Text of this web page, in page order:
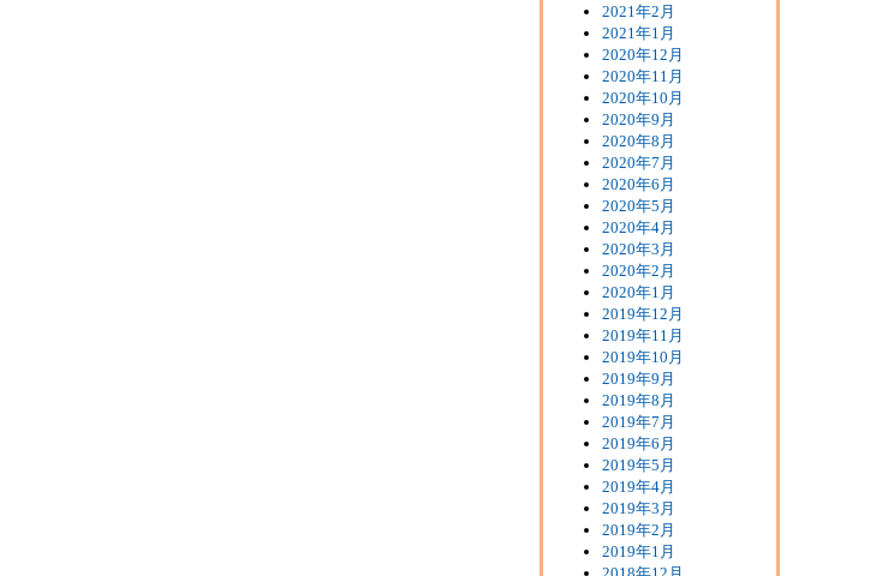
2021年2月
2021年1月
2020年12月
2020年11月
2020年10月
2020年9月
2020年8月
2020年7月
2020年6月
2020年5月
2020年4月
2020年3月
2020年2月
2020年1月
2019年12月
2019年11月
2019年10月
2019年9月
2019年8月
2019年7月
2019年6月
2019年5月
2019年4月
2019年3月
2019年2月
2019年1月